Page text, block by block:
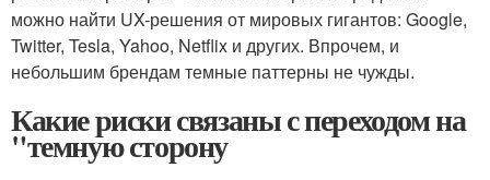
можно найти UX-решения от мировых гигантов: Google,
Twitter, Tesla, Yahoo, Netflix и других. Впрочем, и
небольшим брендам темные паттерны не чужды.
Какие риски связаны с переходом на
"темную сторону